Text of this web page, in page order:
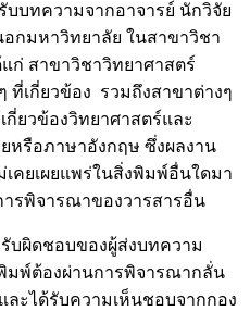
บทความจากอาจารย์ นักวิจัย
กมหาวิทยาลัย ในสาขาวิชา
ก่ สาขาวิชาวิทยาศาสตร์
ที่เกี่ยวข้อง รวมถึงสาขาต่างๆ
ยวข้องวิทยาศาสตร์และ
หรือภาษาอังกฤษ ซึ่งผลงาน
คยเผยแพร่ในสิ่งพิมพ์อื่นใดมา
รพิจารณาของวารสารอื่น
บผิดชอบของผู้ส่งบทความ
มพ์ต้องผ่านการพิจารณากลั่น
ะได้รับความเห็นชอบจากกอง